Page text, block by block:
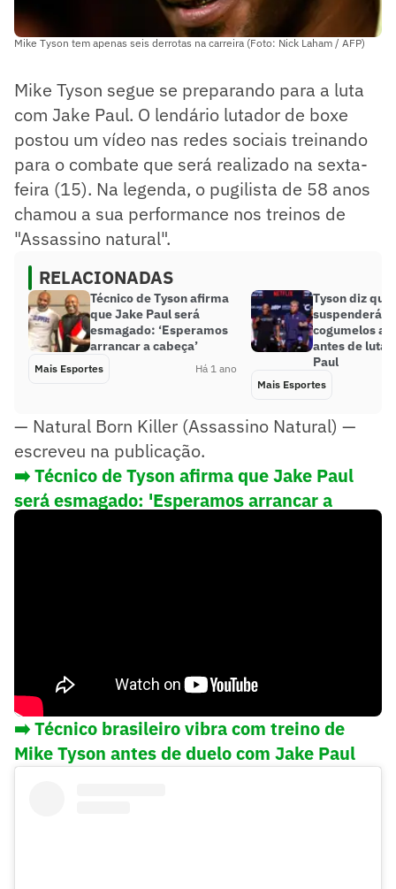
Mike Tyson tem apenas seis derrotas na carreira (Foto: Nick Laham / AFP)
Mike Tyson segue se preparando para a luta
com Jake Paul. O lendário lutador de boxe
postou um vídeo nas redes sociais treinando
para o combate que será realizado na sexta-
feira (15). Na legenda, o pugilista de 58 anos
chamou a sua performance nos treinos de
"Assassino natural".
RELACIONADAS
Técnico de Tyson afirma
que Jake Paul será
esmagado: ‘Esperamos
arrancar a cabeça’
Mais Esportes Há 1 ano
Tyson diz que
suspenderá
cogumelos
antes de luta
Paul
Mais Esportes
— Natural Born Killer (Assassino Natural) —
escreveu na publicação.
➡️ Técnico de Tyson afirma que Jake Paul
será esmagado: 'Esperamos arrancar a
➡️ Técnico brasileiro vibra com treino de
Mike Tyson antes de duelo com Jake Paul